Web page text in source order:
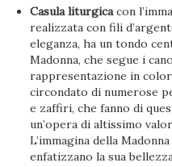
Casula liturgicacon
realizzata con fili
eleganza, ha un tondo
Madonna, che segue i
rappresentazione in
circondato di numerose
e zaffiri, che fanno di
un’opera di altissimo
L’immagina della
enfatizzano la sua